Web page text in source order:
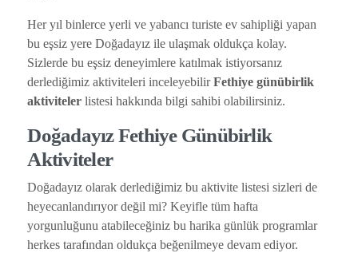
Her yıl binlerce yerli ve yabancı turiste ev sahipliği yapan
bu eşsiz yere Doğadayız ile ulaşmak oldukça kolay.
Sizlerde bu eşsiz deneyimlere katılmak istiyorsanız
derlediğimiz aktiviteleri inceleyebilirFethiye günübirlik
aktiviteler listesi hakkında bilgi sahibi olabilirsiniz.
DoğadayızFethiye Günübirlik
Aktiviteler
Doğadayız olarak derlediğimiz bu aktivite listesi sizleri de
heyecanlandırıyor değil mi? Keyifle tüm hafta
yorgunluğunu atabileceğiniz bu harika günlük programlar
herkes tarafından oldukça beğenilmeye devam ediyor.